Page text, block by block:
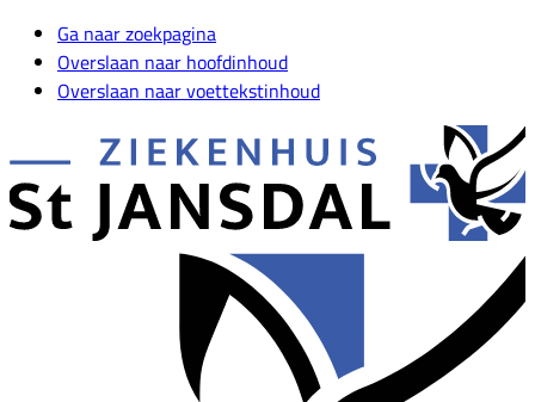
Ga naar zoekpagina
Overslaan naar hoofdinhoud
Overslaan naar voettekstinhoud